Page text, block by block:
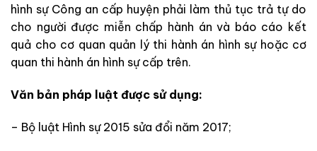
hình sự Công an cấp huyện phải làm thủ tục trả tự do
cho người được miễn chấp hành án và báo cáo kết
quả cho cơ quan quản lý thi hành án hình sự hoặc cơ
quan thi hành án hình sự cấp trên.
Văn bản pháp luật được sử dụng:
– Bộ luật Hình sự 2015 sửa đổi năm 2017;